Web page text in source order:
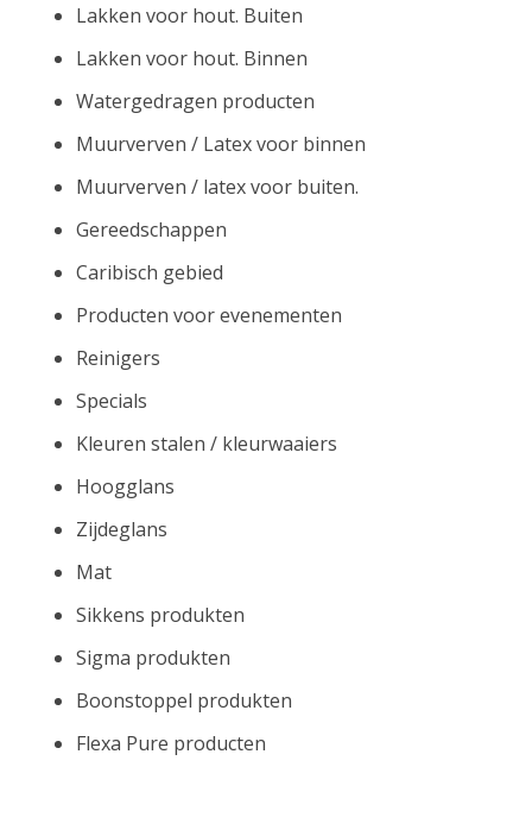
Lakken voor hout. Buiten
Lakken voor hout. Binnen
Watergedragen producten
Muurverven / Latex voor binnen
Muurverven / latex voor buiten.
Gereedschappen
Caribisch gebied
Producten voor evenementen
Reinigers
Specials
Kleuren stalen / kleurwaaiers
Hoogglans
Zijdeglans
Mat
Sikkens produkten
Sigma produkten
Boonstoppel produkten
Flexa Pure producten